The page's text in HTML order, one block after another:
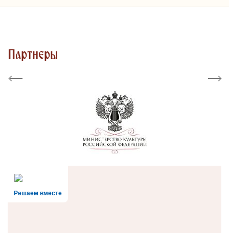
Партнеры
Previous Next
Решаем вместе